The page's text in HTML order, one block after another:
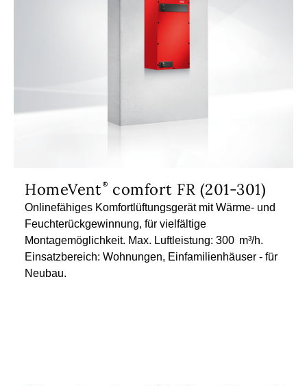
HomeVent comfort FR (201-301)
Onlinefähiges Komfortlüftungsgerät mit Wärme- und
Feuchterückgewinnung, für vielfältige
Montagemöglichkeit. Max. Luftleistung: 300 m³/h.
Einsatzbereich: Wohnungen, Einfamilienhäuser - für
Neubau.